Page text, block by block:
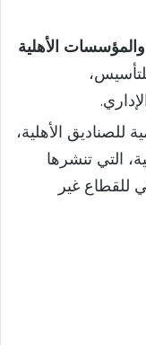
والمؤسسات الأهلية
للصناديق الأهلية،
التي تنشرها
للقطاع غير